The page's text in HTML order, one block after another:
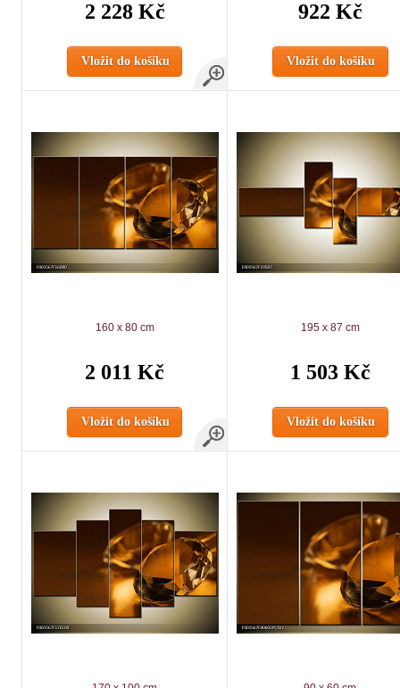
2 228 Kč
Vložit do košíku
922 Kč
Vložit do košíku
160 x 80 cm
2 011 Kč
Vložit do košíku
195 x 87 cm
1 503 Kč
Vložit do košíku